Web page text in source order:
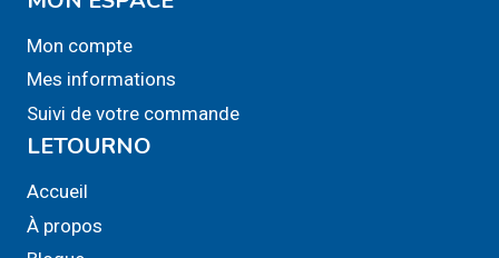
Mon compte
Mes informations
Suivi de votre commande
LETOURNO
Accueil
À propos